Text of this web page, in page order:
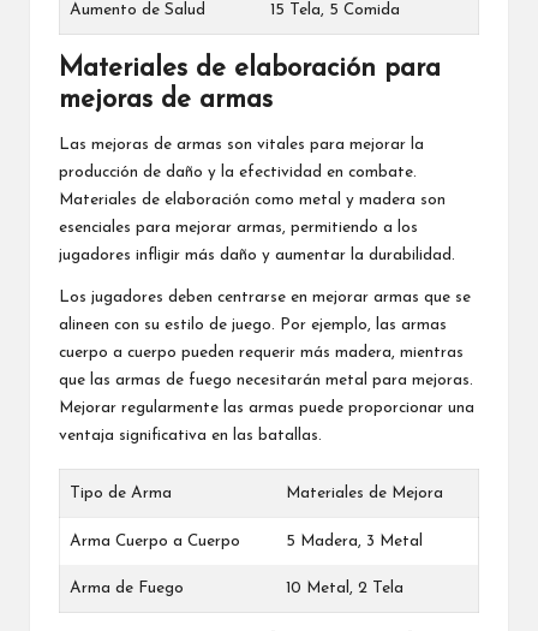
Aumento de Salud 15 Tela, 5 Comida
Materiales de elaboración para
mejoras de armas
Las mejoras de armas son vitales para mejorar la
producción de daño y la efectividad en combate.
Materiales de elaboración como metal y madera son
esenciales para mejorar armas, permitiendo a los
jugadores infligir más daño y aumentar la durabilidad.
Los jugadores deben centrarse en mejorar armas que se
alineen con su estilo de juego. Por ejemplo, las armas
cuerpo a cuerpo pueden requerir más madera, mientras
que las armas de fuego necesitarán metal para mejoras.
Mejorar regularmente las armas puede proporcionar una
ventaja significativa en las batallas.
Tipo de Arma Materiales de Mejora
Arma Cuerpo a Cuerpo 5 Madera, 3 Metal
Arma de Fuego 10 Metal, 2 Tela